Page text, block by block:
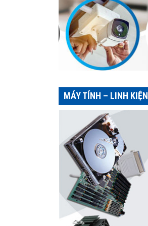
MÁY TÍNH – LINH KIỆN